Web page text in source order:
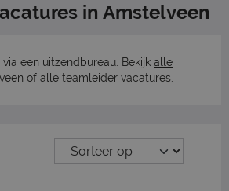
in Amstelveen
een uitzendbureau. Bekijk alle
of alle teamleider vacatures